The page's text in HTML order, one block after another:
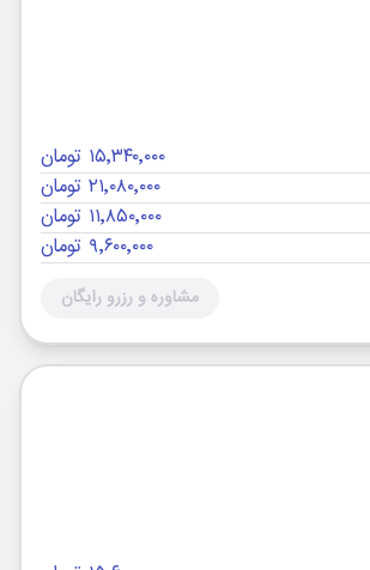
۱۵٬۳۴۰٬۰۰۰ تومان
۲۱٬۰۸۰٬۰۰۰ تومان
۱۱٬۸۵۰٬۰۰۰ تومان
۹٬۶۰۰٬۰۰۰ تومان
مشاوره و رزرو رایگان